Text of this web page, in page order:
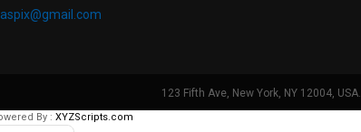
123 Fifth Ave, New York, NY 12004, USA.
By : XYZScripts.com